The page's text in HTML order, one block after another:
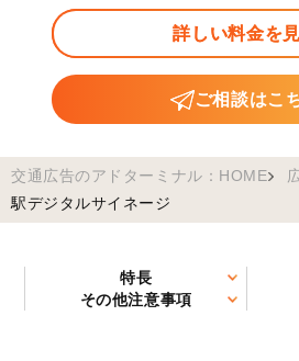
詳しい料金を
ご相談はこ
交通広告のアドターミナル：HOME
駅デジタルサイネージ
特長
その他注意事項